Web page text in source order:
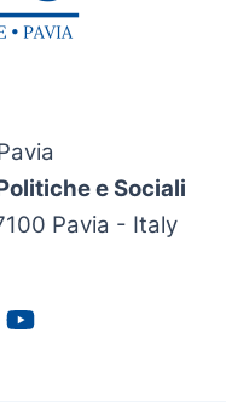
e Sociali
Pavia - Italy